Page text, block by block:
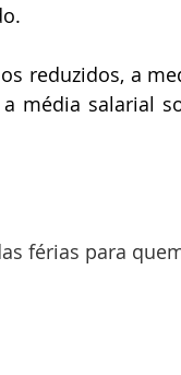
reduzidos, a
média salarial
férias para